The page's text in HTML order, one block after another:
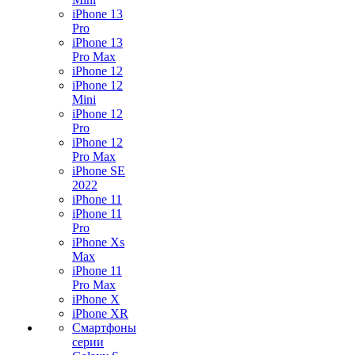
iPhone 13
Pro
iPhone 13
Pro Max
iPhone 12
iPhone 12
Mini
iPhone 12
Pro
iPhone 12
Pro Max
iPhone SE
2022
iPhone 11
iPhone 11
Pro
iPhone Xs
Max
iPhone 11
Pro Max
iPhone X
iPhone XR
Смартфоны
серии